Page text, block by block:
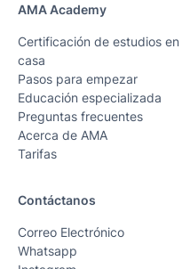
AMA Academy
Certificación de estudios en
casa
Pasos para empezar
Educación especializada
Preguntas frecuentes
Acerca de AMA
Tarifas
Contáctanos
Correo Electrónico
Whatsapp